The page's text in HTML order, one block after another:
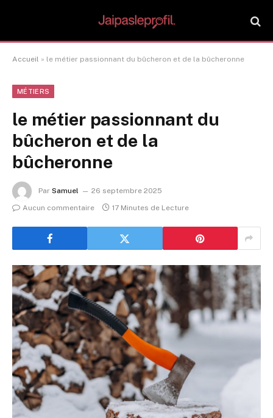
Accueil » le métier passionnant du bûcheron et de la bûcheronne
MÉTIERS
le métier passionnant du
bûcheron et de la
bûcheronne
Par Samuel
26 septembre 2025
Aucun commentaire
17 Minutes de Lecture